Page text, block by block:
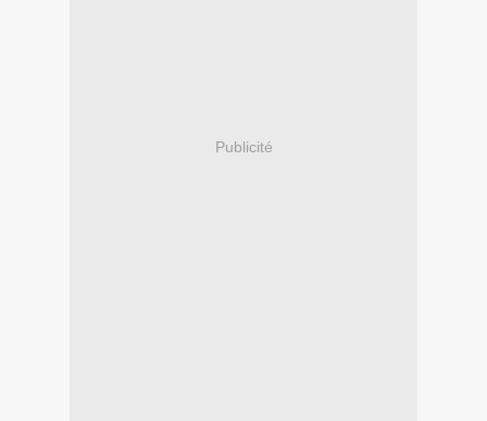
Publicité